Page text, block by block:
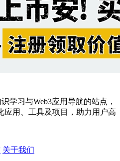
学习与Web3应用导航的站点，
应用、工具及项目，助力用户高
关于我们